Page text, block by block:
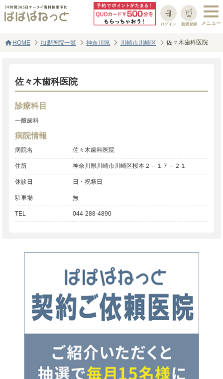
新規登録
ログイン
homeHOME 加盟医院一覧 神奈川県 川崎市川崎区 佐々木歯科医院
佐々木歯科医院
診療科目
一般歯科
病院情報
病院名 佐々木歯科医院
住所 神奈川県川崎市川崎区桜本２－１７－２１
休診日 日・祝祭日
駐車場 無
TEL 044-288-4890